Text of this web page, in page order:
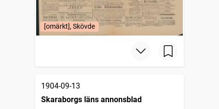
[omärkt], Skövde
1904-09-13
Skaraborgs läns annonsblad